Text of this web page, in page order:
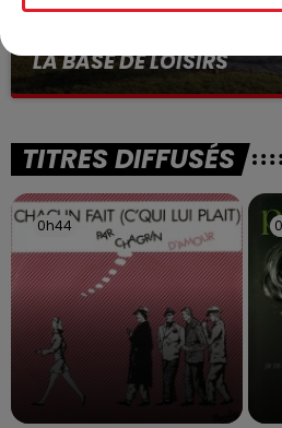
13 juillet 2026
LA BASE DE LOISIRS
La victime a coulé à pic
TITRES DIFFUSÉS
0h44
0h44